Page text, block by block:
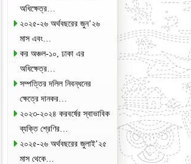
অধিক্ষেত্র…
২০২৫-২৬ অর্থবছরের জুন’২৬
মাস এবং…
কর অঞ্চল-১০, ঢাকা এর
অধিক্ষেত্র…
সম্পত্তির দলিল নিবন্ধনের
ক্ষেত্রে দানকর…
২০২৩-২০২৪ করবর্ষের স্বাভাবিক
ব্যক্তি শ্রেণির…
২০২৫-২৬ অর্থবছরের জুলাই’২৫
মাস থেকে…